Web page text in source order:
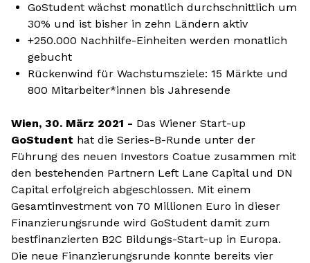
GoStudent wächst monatlich durchschnittlich um
30% und ist bisher in zehn Ländern aktiv
+250.000 Nachhilfe-Einheiten werden monatlich
gebucht
Rückenwind für Wachstumsziele: 15 Märkte und
800 Mitarbeiter*innen bis Jahresende
Wien, 30. März 2021 - Das Wiener Start-up
GoStudent hat die Series-B-Runde unter der
Führung des neuen Investors Coatue zusammen mit
den bestehenden Partnern Left Lane Capital und DN
Capital erfolgreich abgeschlossen. Mit einem
Gesamtinvestment von 70 Millionen Euro in dieser
Finanzierungsrunde wird GoStudent damit zum
bestfinanzierten B2C Bildungs-Start-up in Europa.
Die neue Finanzierungsrunde konnte bereits vier